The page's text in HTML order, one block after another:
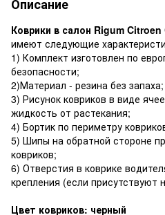
Описание
Коврики в салон Rigum
имеют следующие
1) Комплект изготовлен по
безопасности;
2)Материал - резина без запаха;
3) Рисунок ковриков в виде
жидкость от растекания;
4) Бортик по периметру
5) Шипы на обратной стороне
ковриков;
6) Отверстия в коврике
крепления (если присутствуют
Цвет ковриков: черный